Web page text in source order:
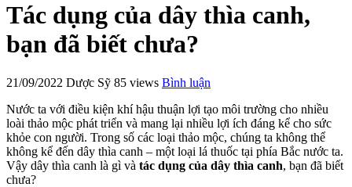
Tác dụng của dây thìa canh,
bạn đã biết chưa?
21/09/2022 Dược Sỹ 85 views Bình luận
Nước ta với điều kiện khí hậu thuận lợi tạo môi trường cho nhiều
loài thảo mộc phát triển và mang lại nhiều lợi ích đáng kể cho sức
khỏe con người. Trong số các loại thảo mộc, chúng ta không thể
không kể đến dây thìa canh – một loại lá thuốc tại phía Bắc nước ta.
Vậy dây thìa canh là gì và tác dụng của dây thìa canh, bạn đã biết
chưa?